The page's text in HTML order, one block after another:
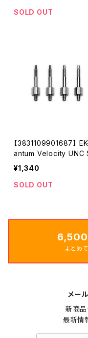
SOLD OUT
【3831109901687】
antum Velocity UNC
ndoffs - AM5 Nickel
¥1,340
SOLD OUT
6,500
まとめ
メー
新商品
最新情